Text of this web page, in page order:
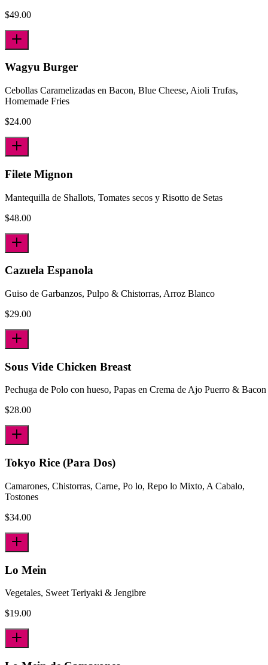
$49.00
Wagyu Burger
Cebollas Caramelizadas en Bacon, Blue Cheese, Aioli Trufas,
Homemade Fries
$24.00
Filete Mignon
Mantequilla de Shallots, Tomates secos y Risotto de Setas
$48.00
Cazuela Espanola
Guiso de Garbanzos, Pulpo & Chistorras, Arroz Blanco
$29.00
Sous Vide Chicken Breast
Pechuga de Polo con hueso, Papas en Crema de Ajo Puerro & Bacon
$28.00
Tokyo Rice (Para Dos)
Camarones, Chistorras, Carne, Po lo, Repo lo Mixto, A Cabalo,
Tostones
$34.00
Lo Mein
Vegetales, Sweet Teriyaki & Jengibre
$19.00